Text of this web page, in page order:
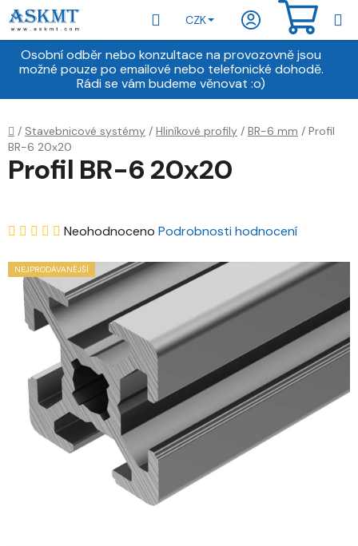
Přejít
na
obsah
Osobní odběr nebo konzultace na provozovně jsou
možné pouze po emailové nebo telefonické dohodě.
Rádi se vám budeme věnovat :o)
Hledat
CZK
Domů
/ Stavebnicové systémy / Hliníkové profily / BR-6 mm / Profil
BR-6 20x20
Profil BR-6 20x20
Průměrné
produktu
je
0,0
z
5
hvězdiček.
Neohodnoceno Podrobnosti hodnocení
NEJPRODÁVANĚJŠÍ